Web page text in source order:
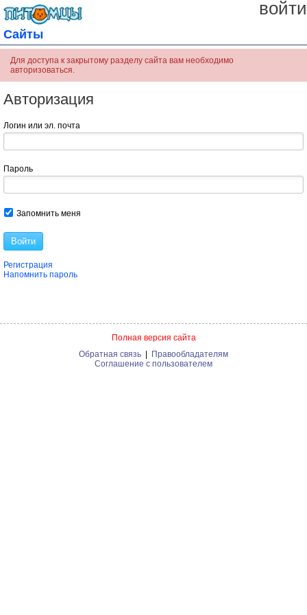
войти
Сайты
Для доступа к закрытому разделу сайта вам необходимо
авторизоваться.
Авторизация
Логин или эл. почта
Пароль
Запомнить меня
Войти
Регистрация
Напомнить пароль
Полная версия сайта
Обратная связь
Правообладателям
Соглашение с пользователем